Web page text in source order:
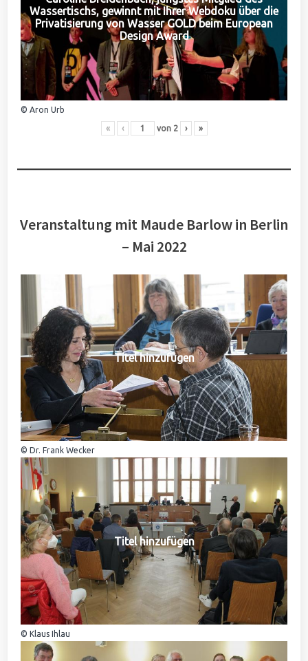
Wassertischs, gewinnt mit Ihrer Webdoku über die
Privatisierung von Wasser GOLD beim European
Design Award
© Aron Urb
« ‹ von 2 › »
Veranstaltung mit Maude Barlow in Berlin
– Mai 2022
Titel hinzufügen
© Dr. Frank Wecker
Titel hinzufügen
© Klaus Ihlau